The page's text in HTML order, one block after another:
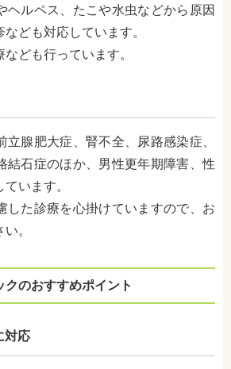
ヘルペス、たこや水虫などから原因
ども対応しています。
ども行っています。
立腺肥大症、腎不全、尿路感染症、
結石症のほか、男性更年期障害、性
います。
した診療を心掛けていますので、お
。
クのおすすめポイント
対応